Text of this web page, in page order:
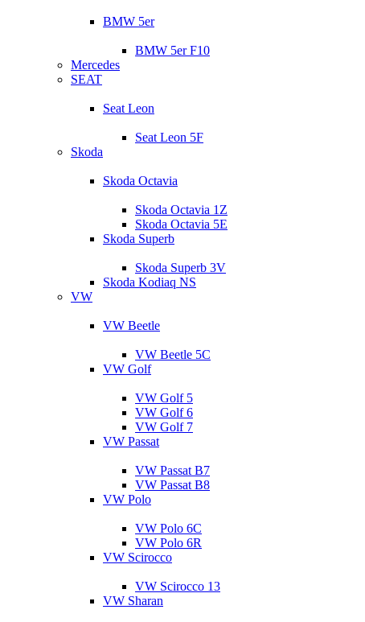
BMW 5er
BMW 5er F10
Mercedes
SEAT
Seat Leon
Seat Leon 5F
Skoda
Skoda Octavia
Skoda Octavia 1Z
Skoda Octavia 5E
Skoda Superb
Skoda Superb 3V
Skoda Kodiaq NS
VW
VW Beetle
VW Beetle 5C
VW Golf
VW Golf 5
VW Golf 6
VW Golf 7
VW Passat
VW Passat B7
VW Passat B8
VW Polo
VW Polo 6C
VW Polo 6R
VW Scirocco
VW Scirocco 13
VW Sharan